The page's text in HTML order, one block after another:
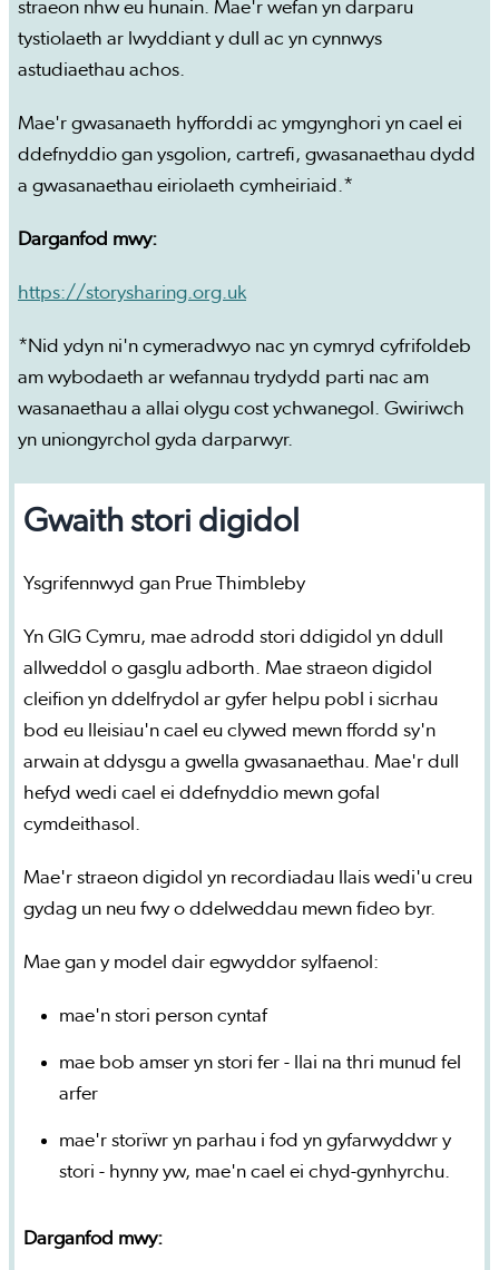
straeon nhw eu hunain. Mae'r wefan yn darparu
tystiolaeth ar lwyddiant y dull ac yn cynnwys
astudiaethau achos.
Mae'r gwasanaeth hyfforddi ac ymgynghori yn cael ei
ddefnyddio gan ysgolion, cartrefi, gwasanaethau dydd
a gwasanaethau eiriolaeth cymheiriaid.*
Darganfod mwy:
https://storysharing.org.uk
*Nid ydyn ni'n cymeradwyo nac yn cymryd cyfrifoldeb
am wybodaeth ar wefannau trydydd parti nac am
wasanaethau a allai olygu cost ychwanegol. Gwiriwch
yn uniongyrchol gyda darparwyr.
Gwaith stori digidol
Ysgrifennwyd gan Prue Thimbleby
Yn GIG Cymru, mae adrodd stori ddigidol yn ddull
allweddol o gasglu adborth. Mae straeon digidol
cleifion yn ddelfrydol ar gyfer helpu pobl i sicrhau
bod eu lleisiau'n cael eu clywed mewn ffordd sy'n
arwain at ddysgu a gwella gwasanaethau. Mae'r dull
hefyd wedi cael ei ddefnyddio mewn gofal
cymdeithasol.
Mae'r straeon digidol yn recordiadau llais wedi'u creu
gydag un neu fwy o ddelweddau mewn fideo byr.
Mae gan y model dair egwyddor sylfaenol:
mae'n stori person cyntaf
mae bob amser yn stori fer - llai na thri munud fel
arfer
mae'r storïwr yn parhau i fod yn gyfarwyddwr y
stori - hynny yw, mae'n cael ei chyd-gynhyrchu.
Darganfod mwy: